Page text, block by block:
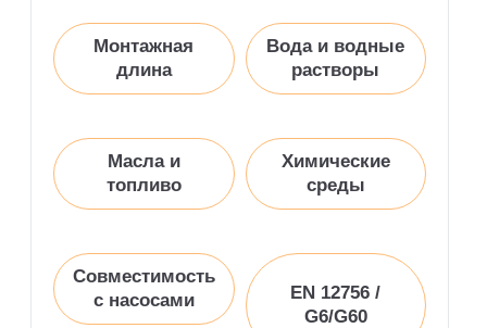
Монтажная
длина
Вода и водные
растворы
Масла и
топливо
Химические
среды
Совместимость
с насосами
EN 12756 /
G6/G60